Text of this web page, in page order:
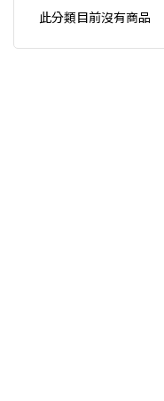
此分類目前沒有商品